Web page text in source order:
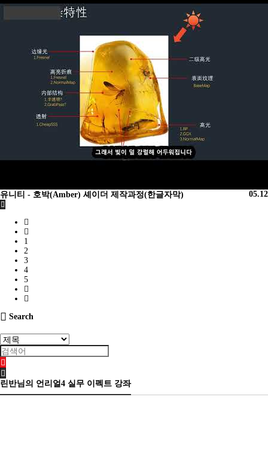
05.12
유니티 - 호박(Amber) 셰이더 제작과정(한글자막)
1
2
3
4
5
Search
린반님의 언리얼4 실무 이펙트 강좌